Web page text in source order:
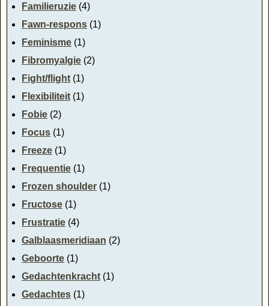
Familieruzie (4)
Fawn-respons (1)
Feminisme (1)
Fibromyalgie (2)
Fight/flight (1)
Flexibiliteit (1)
Fobie (2)
Focus (1)
Freeze (1)
Frequentie (1)
Frozen shoulder (1)
Fructose (1)
Frustratie (4)
Galblaasmeridiaan (2)
Geboorte (1)
Gedachtenkracht (1)
Gedachtes (1)